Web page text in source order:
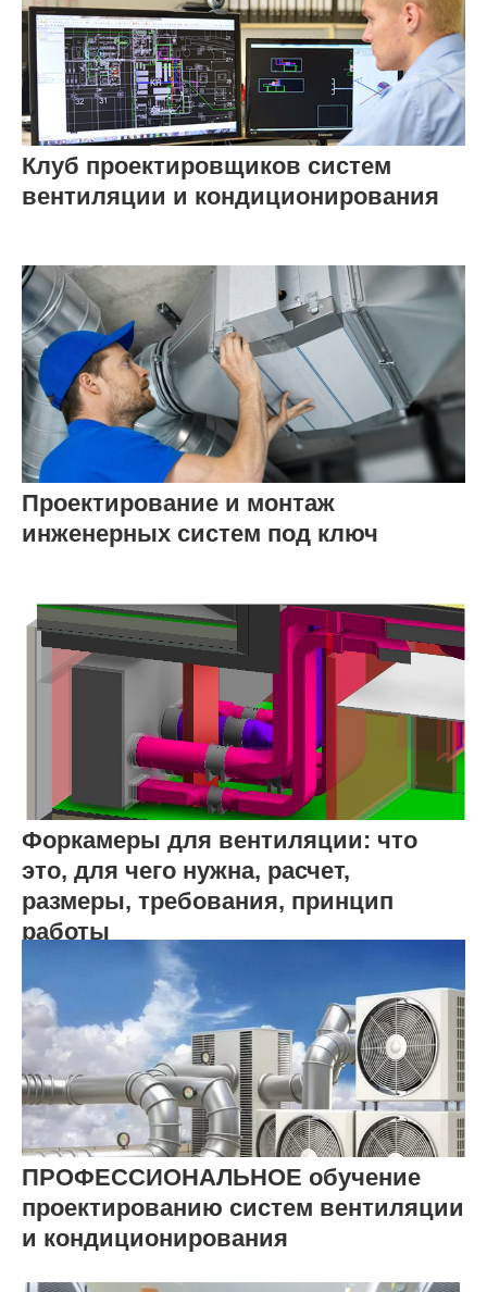
Клуб проектировщиков систем
вентиляции и кондиционирования
Проектирование и монтаж
инженерных систем под ключ
Форкамеры для вентиляции: что
это, для чего нужна, расчет,
размеры, требования, принцип
работы
ПРОФЕССИОНАЛЬНОЕ обучение
проектированию систем вентиляции
и кондиционирования